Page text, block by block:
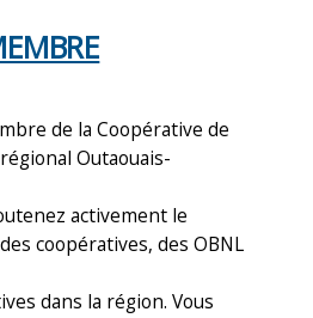
de la Coopérative de
Outaouais-
activement le
coopératives, des OBNL
dans la région. Vous